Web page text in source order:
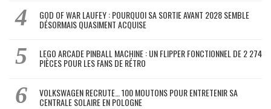
GOD OF WAR LAUFEY : POURQUOI SA SORTIE AVANT 2028 SEMBLE
DÉSORMAIS QUASIMENT ACQUISE
LEGO ARCADE PINBALL MACHINE : UN FLIPPER FONCTIONNEL DE 2 274
PIÈCES POUR LES FANS DE RÉTRO
VOLKSWAGEN RECRUTE… 100 MOUTONS POUR ENTRETENIR SA
CENTRALE SOLAIRE EN POLOGNE